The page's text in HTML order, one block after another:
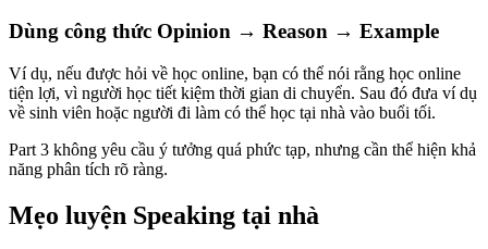
Dùng công thức Opinion → Reason → Example
Ví dụ, nếu được hỏi về học online, bạn có thể nói rằng học online
tiện lợi, vì người học tiết kiệm thời gian di chuyển. Sau đó đưa ví dụ
về sinh viên hoặc người đi làm có thể học tại nhà vào buổi tối.
Part 3 không yêu cầu ý tưởng quá phức tạp, nhưng cần thể hiện khả
năng phân tích rõ ràng.
Mẹo luyện Speaking tại nhà